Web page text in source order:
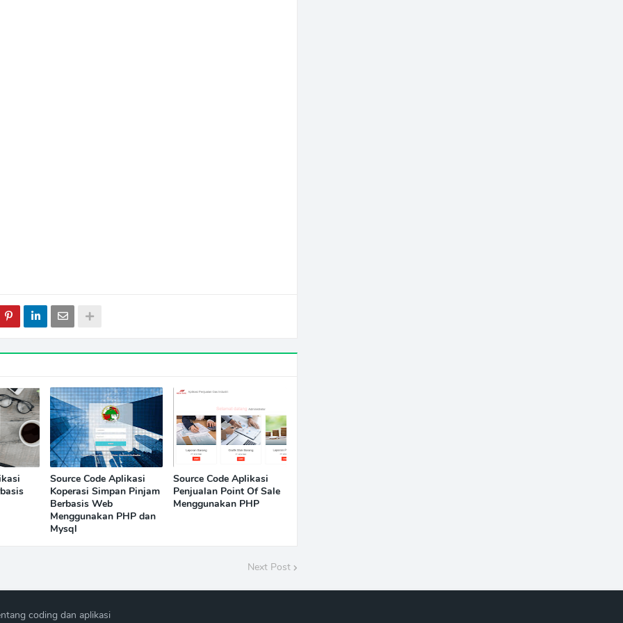
Source Code Aplikasi
Koperasi Simpan Pinjam
Berbasis Web
Menggunakan PHP dan
Mysql
Source Code Aplikasi
Penjualan Point Of Sale
Menggunakan PHP
Next Post
coding dan aplikasi